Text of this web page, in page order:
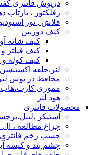
درپوش فانتزی
رفلکتور ، بازتاب
فلاش , نور استودیو
کیف دوربین
کیف شانه
کیف فیلتر
کیف کوله و
لنز.حلقه
محافظ در پوش
مموری کارت،هاب
هود لنز
محصولات فانتزی
استیکر
چراغ مطالعه ،
چسب زخم فانتزی
چشم بند و کیسه